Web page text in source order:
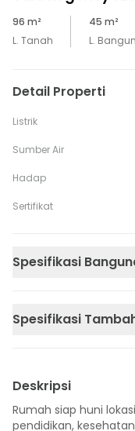
96 m²
L. Tanah
45 m²
L.
Detail Properti
Listrik
Sumber Air
Hadap
Sertifikat
Spesifikasi
Spesifikasi
Deskripsi
Rumah siap huni
pendidikan,